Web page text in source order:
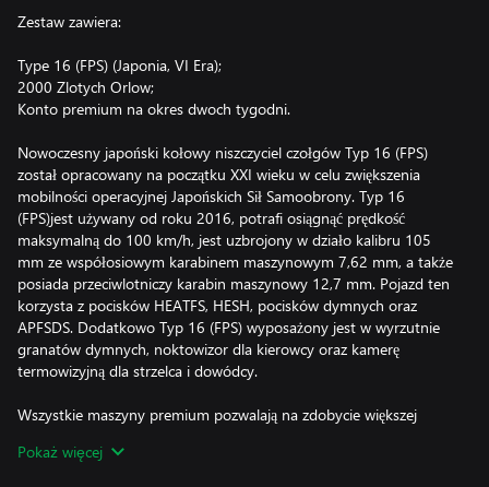
Zestaw zawiera:
Type 16 (FPS) (Japonia, VI Era);
2000 Zlotych Orlow;
Konto premium na okres dwoch tygodni.
Nowoczesny japoński kołowy niszczyciel czołgów Typ 16 (FPS)
został opracowany na początku XXI wieku w celu zwiększenia
mobilności operacyjnej Japońskich Sił Samoobrony. Typ 16
(FPS)jest używany od roku 2016, potrafi osiągnąć prędkość
maksymalną do 100 km/h, jest uzbrojony w działo kalibru 105
mm ze współosiowym karabinem maszynowym 7,62 mm, a także
posiada przeciwlotniczy karabin maszynowy 12,7 mm. Pojazd ten
korzysta z pocisków HEATFS, HESH, pocisków dymnych oraz
APFSDS. Dodatkowo Typ 16 (FPS) wyposażony jest w wyrzutnie
granatów dymnych, noktowizor dla kierowcy oraz kamerę
termowizyjną dla strzelca i dowódcy.
Wszystkie maszyny premium pozwalają na zdobycie większej
wszystkie dostępne modyfikacje.
Pokaż więcej